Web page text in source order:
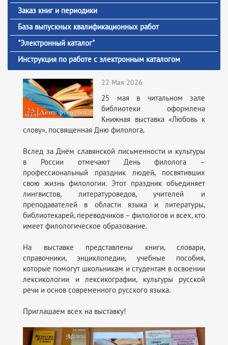
Заказ книг и периодики
База выпускных квалификационных работ
"Электронный каталог"
Инструкция по работе с электронным каталогом
22 Мая 2026
25 мая в читальном зале
библиотеки оформлена
Книжная выставка «Любовь к
слову», посвященная Дню филолога.
Вслед за Днём славянской письменности и культуры
в России отмечают День филолога –
профессиональный праздник людей, посвятивших
свою жизнь филологии. Этот праздник объединяет
лингвистов, литературоведов, учителей и
преподавателей в области языка и литературы,
библиотекарей, переводчиков – филологов и всех, кто
имеет филологическое образование.
На выставке представлены книги, словари,
справочники, энциклопедии, учебные пособия,
которые помогут школьникам и студентам в освоении
лексикологии и лексикографии, культуры русской
речи и основ современного русского языка.
Приглашаем всех на выставку!